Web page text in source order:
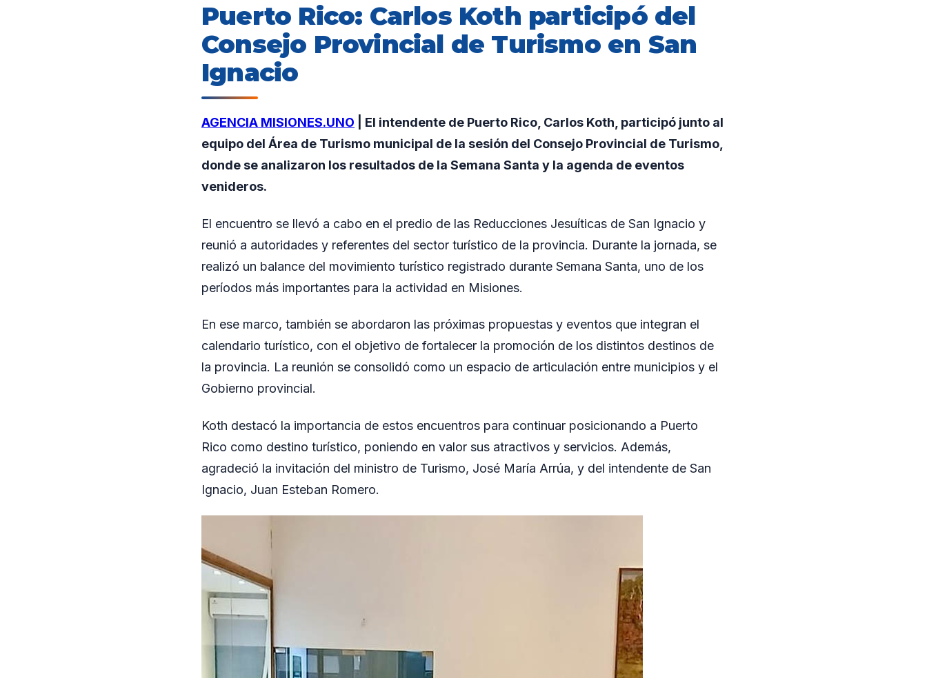
Puerto Rico: Carlos Koth participó del
Consejo Provincial de Turismo en San
Ignacio
AGENCIA MISIONES.UNO | El intendente de Puerto Rico, Carlos Koth, participó junto al
equipo del Área de Turismo municipal de la sesión del Consejo Provincial de Turismo,
donde se analizaron los resultados de la Semana Santa y la agenda de eventos
venideros.
El encuentro se llevó a cabo en el predio de las Reducciones Jesuíticas de San Ignacio y
reunió a autoridades y referentes del sector turístico de la provincia. Durante la jornada, se
realizó un balance del movimiento turístico registrado durante Semana Santa, uno de los
períodos más importantes para la actividad en Misiones.
En ese marco, también se abordaron las próximas propuestas y eventos que integran el
calendario turístico, con el objetivo de fortalecer la promoción de los distintos destinos de
la provincia. La reunión se consolidó como un espacio de articulación entre municipios y el
Gobierno provincial.
Koth destacó la importancia de estos encuentros para continuar posicionando a Puerto
Rico como destino turístico, poniendo en valor sus atractivos y servicios. Además,
agradeció la invitación del ministro de Turismo, José María Arrúa, y del intendente de San
Ignacio, Juan Esteban Romero.